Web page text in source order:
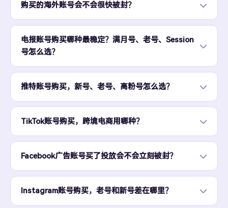
购买的海外账号会不会很快被封？
电报账号购买哪种最稳定？满月号、老号、Session
号怎么选？
推特账号购买，新号、老号、高粉号怎么选？
TikTok账号购买，跨境电商用哪种？
Facebook广告账号买了投放会不会立刻被封？
Instagram账号购买，老号和新号差在哪里？